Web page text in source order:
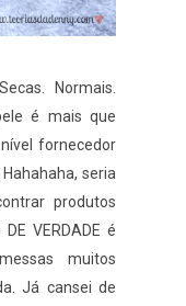
Normais.
é mais que
fornecedor
seria
produtos
VERDADE é
muitos
Já cansei de